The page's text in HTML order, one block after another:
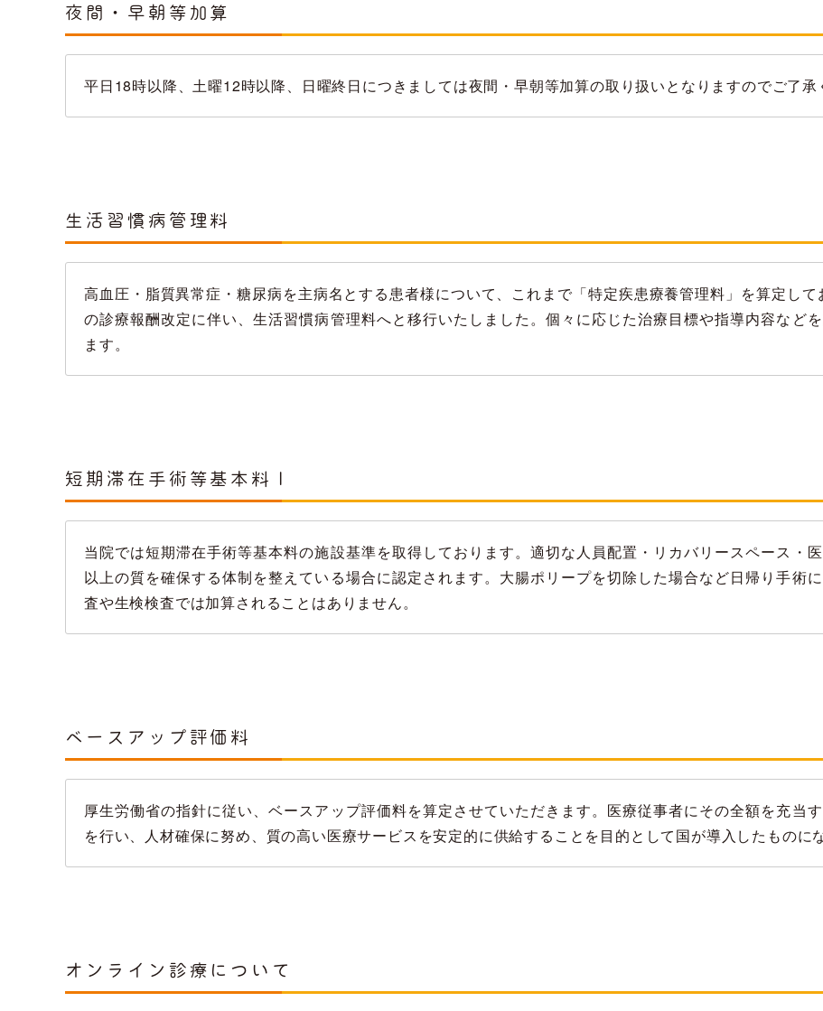
夜間・早朝等加算
平日18時以降、土曜12時以降、日曜終日につきましては夜間・早朝等加算の取り扱いとなりますのでご了承
生活習慣病管理料
高血圧・脂質異常症・糖尿病を主病名とする患者様について、これまで「特定疾患療養管理料」を算定し
の診療報酬改定に伴い、生活習慣病管理料へと移行いたしました。個々に応じた治療目標や指導内容など
ます。
短期滞在手術等基本料Ｉ
当院では短期滞在手術等基本料の施設基準を取得しております。適切な人員配置・リカバリースペース・
以上の質を確保する体制を整えている場合に認定されます。大腸ポリープを切除した場合など日帰り手術
査や生検検査では加算されることはありません。
ベースアップ評価料
厚生労働省の指針に従い、ベースアップ評価料を算定させていただきます。医療従事者にその全額を充当
を行い、人材確保に努め、質の高い医療サービスを安定的に供給することを目的として国が導入したものに
オンライン診療について